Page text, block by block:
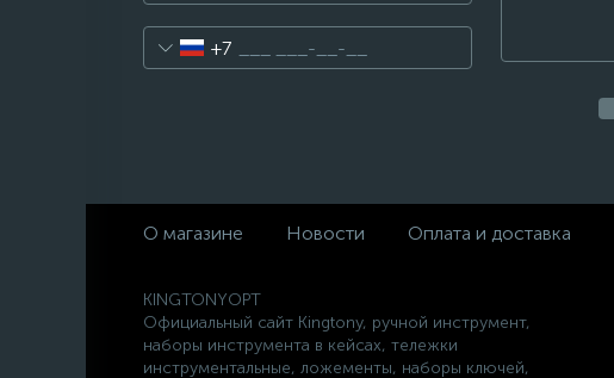
+7
О магазине Новости Оплата и доставка
KINGTONYOPT
Официальный сайт Kingtony, ручной инструмент,
наборы инструмента в кейсах, тележки
инструментальные, ложементы, наборы ключей,